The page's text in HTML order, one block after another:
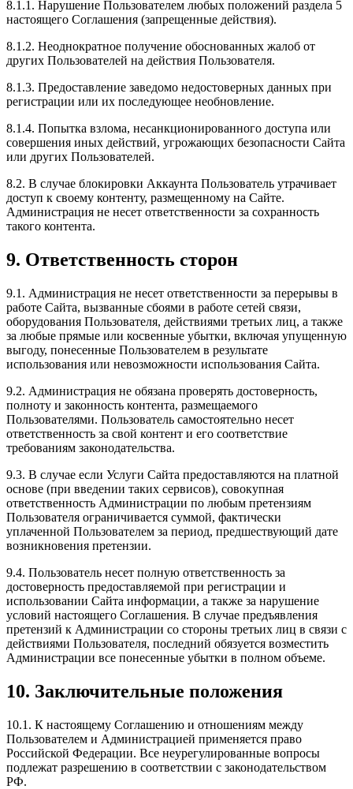
8.1.1. Нарушение Пользователем любых положений раздела 5
настоящего Соглашения (запрещенные действия).
8.1.2. Неоднократное получение обоснованных жалоб от
других Пользователей на действия Пользователя.
8.1.3. Предоставление заведомо недостоверных данных при
регистрации или их последующее необновление.
8.1.4. Попытка взлома, несанкционированного доступа или
совершения иных действий, угрожающих безопасности Сайта
или других Пользователей.
8.2. В случае блокировки Аккаунта Пользователь утрачивает
доступ к своему контенту, размещенному на Сайте.
Администрация не несет ответственности за сохранность
такого контента.
9. Ответственность сторон
9.1. Администрация не несет ответственности за перерывы в
работе Сайта, вызванные сбоями в работе сетей связи,
оборудования Пользователя, действиями третьих лиц, а также
за любые прямые или косвенные убытки, включая упущенную
выгоду, понесенные Пользователем в результате
использования или невозможности использования Сайта.
9.2. Администрация не обязана проверять достоверность,
полноту и законность контента, размещаемого
Пользователями. Пользователь самостоятельно несет
ответственность за свой контент и его соответствие
требованиям законодательства.
9.3. В случае если Услуги Сайта предоставляются на платной
основе (при введении таких сервисов), совокупная
ответственность Администрации по любым претензиям
Пользователя ограничивается суммой, фактически
уплаченной Пользователем за период, предшествующий дате
возникновения претензии.
9.4. Пользователь несет полную ответственность за
достоверность предоставляемой при регистрации и
использовании Сайта информации, а также за нарушение
условий настоящего Соглашения. В случае предъявления
претензий к Администрации со стороны третьих лиц в связи с
действиями Пользователя, последний обязуется возместить
Администрации все понесенные убытки в полном объеме.
10. Заключительные положения
10.1. К настоящему Соглашению и отношениям между
Пользователем и Администрацией применяется право
Российской Федерации. Все неурегулированные вопросы
подлежат разрешению в соответствии с законодательством
РФ.